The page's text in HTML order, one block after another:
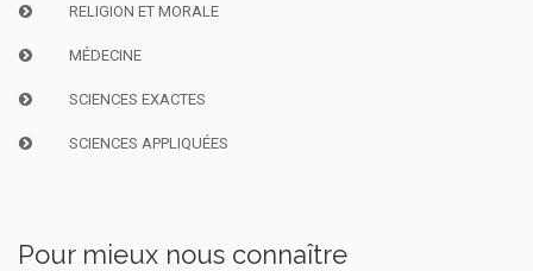
RELIGION ET MORALE
MÉDECINE
SCIENCES EXACTES
SCIENCES APPLIQUÉES
Pour mieux nous connaître